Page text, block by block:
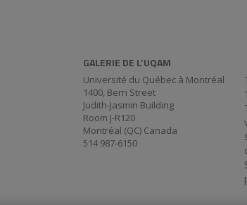
GALERIE DE L’UQAM
Université du Québec à Montréal
1400, Berri Street
Judith-Jasmin Building
Room J-R120
Montréal (QC) Canada
514 987-6150